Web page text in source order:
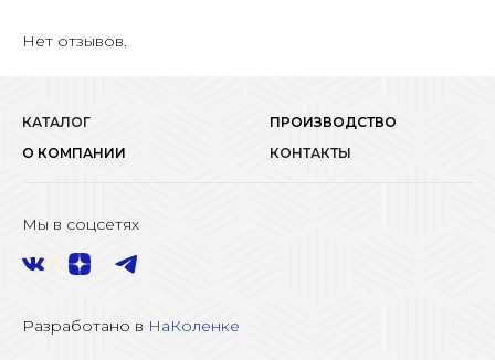
Нет отзывов.
КАТАЛОГ
ПРОИЗВОДСТВО
О КОМПАНИИ
КОНТАКТЫ
Мы в соцсетях
Разработано в НаКоленке